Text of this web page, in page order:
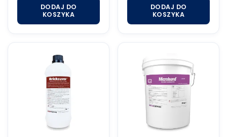
DODAJ DO
KOSZYKA
DODAJ DO
KOSZYKA